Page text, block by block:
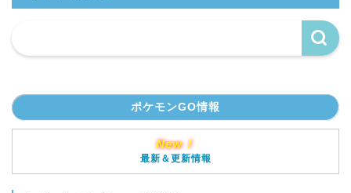
ポケモンGO情報
New！
最新＆更新情報